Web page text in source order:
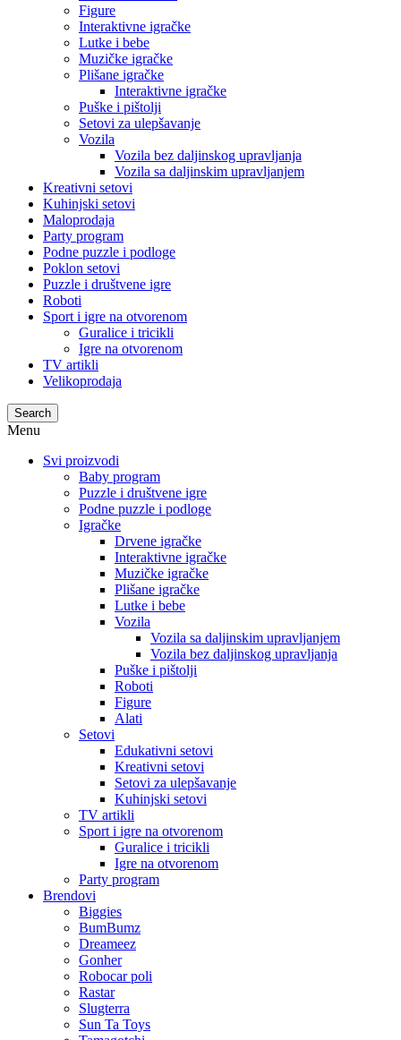
Figure
Interaktivne igračke
Lutke i bebe
Muzičke igračke
Plišane igračke
Interaktivne igračke
Puške i pištolji
Setovi za ulepšavanje
Vozila
Vozila bez daljinskog upravljanja
Vozila sa daljinskim upravljanjem
Kreativni setovi
Kuhinjski setovi
Maloprodaja
Party program
Podne puzzle i podloge
Poklon setovi
Puzzle i društvene igre
Roboti
Sport i igre na otvorenom
Guralice i tricikli
Igre na otvorenom
TV artikli
Velikoprodaja
Search
Menu
Svi proizvodi
Baby program
Puzzle i društvene igre
Podne puzzle i podloge
Igračke
Drvene igračke
Interaktivne igračke
Muzičke igračke
Plišane igračke
Lutke i bebe
Vozila
Vozila sa daljinskim upravljanjem
Vozila bez daljinskog upravljanja
Puške i pištolji
Roboti
Figure
Alati
Setovi
Edukativni setovi
Kreativni setovi
Setovi za ulepšavanje
Kuhinjski setovi
TV artikli
Sport i igre na otvorenom
Guralice i tricikli
Igre na otvorenom
Party program
Brendovi
Biggies
BumBumz
Dreameez
Gonher
Robocar poli
Rastar
Slugterra
Sun Ta Toys